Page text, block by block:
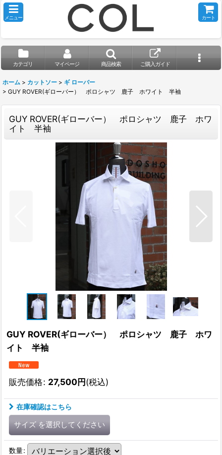
メニュー カート
カテゴリ マイページ 商品検索 ご購入ガイド
ホーム > カットソー > ギ ローバー
> GUY ROVER(ギローバー） ポロシャツ 鹿子 ホワイト 半袖
GUY ROVER(ギローバー） ポロシャツ 鹿子 ホワ
イト 半袖
GUY ROVER(ギローバー） ポロシャツ 鹿子 ホワ
イト 半袖
販売価格: 27,500円(税込)
在庫確認はこちら
サイズ を選択してください
数量: